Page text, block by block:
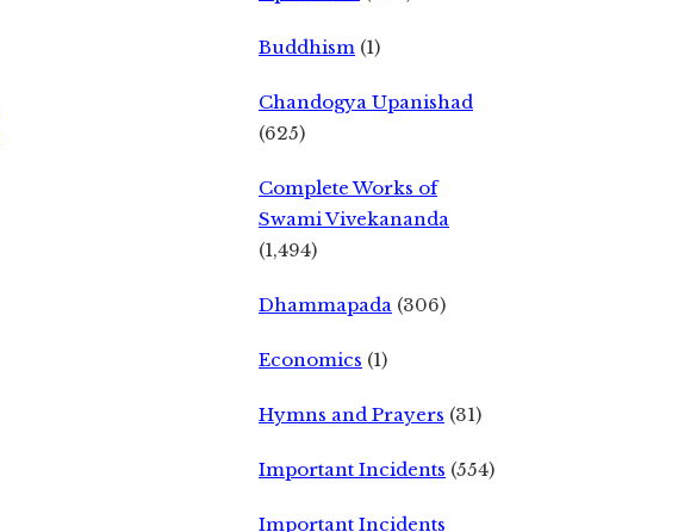
Buddhism (1)
Chandogya Upanishad
(625)
Complete Works of
Swami Vivekananda
(1,494)
Dhammapada (306)
Economics (1)
Hymns and Prayers (31)
Important Incidents (554)
Important Incidents